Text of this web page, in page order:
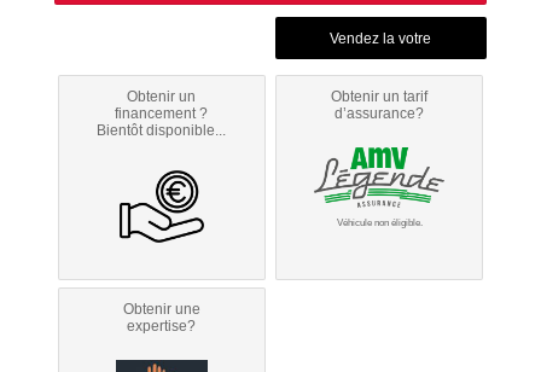
Obtenir un
financement ?
Bientôt disponible...
Obtenir un tarif
d’assurance?
Véhicule non éligible.
Obtenir une
expertise?